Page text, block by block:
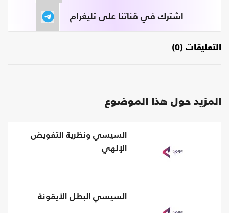
اشترك في قناتنا على تليغرام
التعليقات (0)
المزيد حول هذا الموضوع
السيسي ونظرية التفويض
الإلهي
السيسي البطل الأيقونة